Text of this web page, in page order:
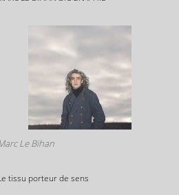
Le Bihan
tissu porteur de sens